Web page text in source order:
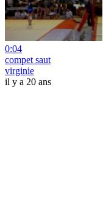
0:04
compet saut
virginie
il y a 20 ans